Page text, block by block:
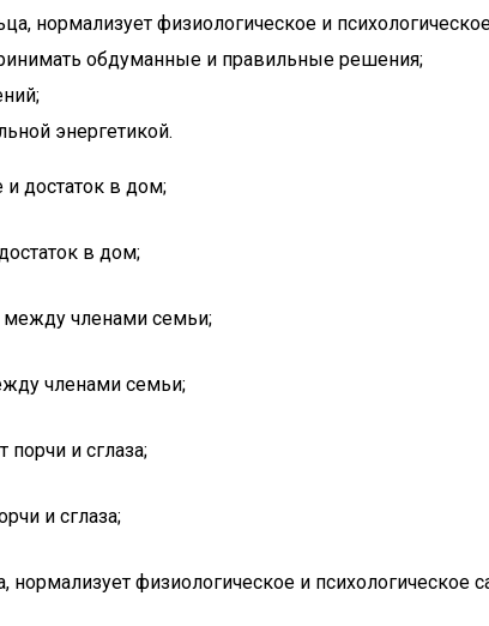
нормализует физиологическое и
обдуманные и правильные решения;
энергетикой.
и достаток в дом;
в дом;
между членами семьи;
членами семьи;
и сглаза;
и сглаза;
нормализует физиологическое и психологическое